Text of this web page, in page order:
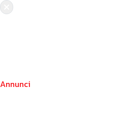
Annunci